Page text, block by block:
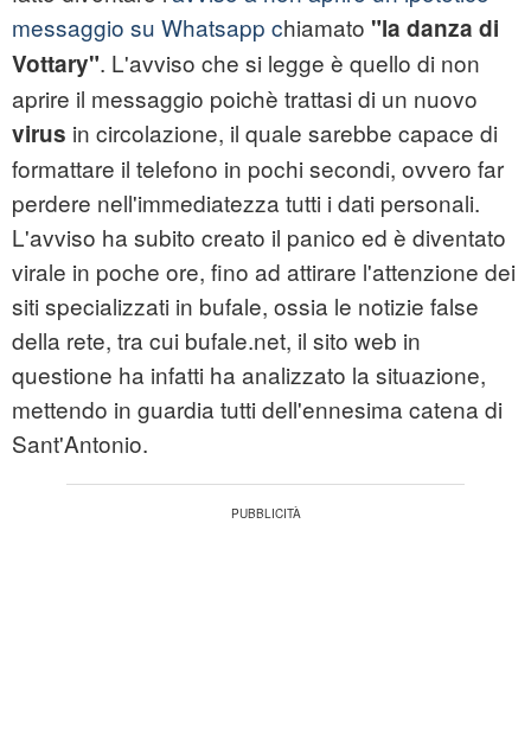
messaggio su Whatsapp chiamato "la danza di
Vottary". L'avviso che si legge è quello di non
aprire il messaggio poichè trattasi di un nuovo
virus in circolazione, il quale sarebbe capace di
formattare il telefono in pochi secondi, ovvero far
perdere nell'immediatezza tutti i dati personali.
L'avviso ha subito creato il panico ed è diventato
virale in poche ore, fino ad attirare l'attenzione dei
siti specializzati in bufale, ossia le notizie false
della rete, tra cui bufale.net, il sito web in
questione ha infatti ha analizzato la situazione,
mettendo in guardia tutti dell'ennesima catena di
Sant'Antonio.